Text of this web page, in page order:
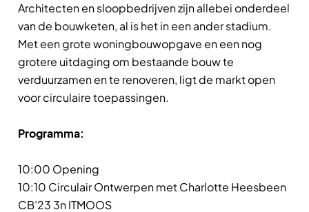
Architecten en sloopbedrijven zijn allebei onderdeel
van de bouwketen, al is het in een ander stadium.
Met een grote woningbouwopgave en een nog
grotere uitdaging om bestaande bouw te
verduurzamen en te renoveren, ligt de markt open
voor circulaire toepassingen.
Programma:
10:00 Opening
10:10 Circulair Ontwerpen met Charlotte Heesbeen
CB’23 3n ITMOOS